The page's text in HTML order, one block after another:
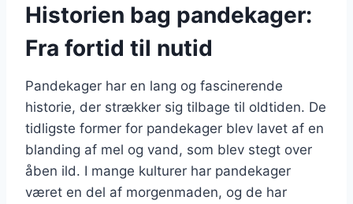
Historien bag pandekager:
Fra fortid til nutid
Pandekager har en lang og fascinerende
historie, der strækker sig tilbage til oldtiden. De
tidligste former for pandekager blev lavet af en
blanding af mel og vand, som blev stegt over
åben ild. I mange kulturer har pandekager
været en del af morgenmaden, og de har